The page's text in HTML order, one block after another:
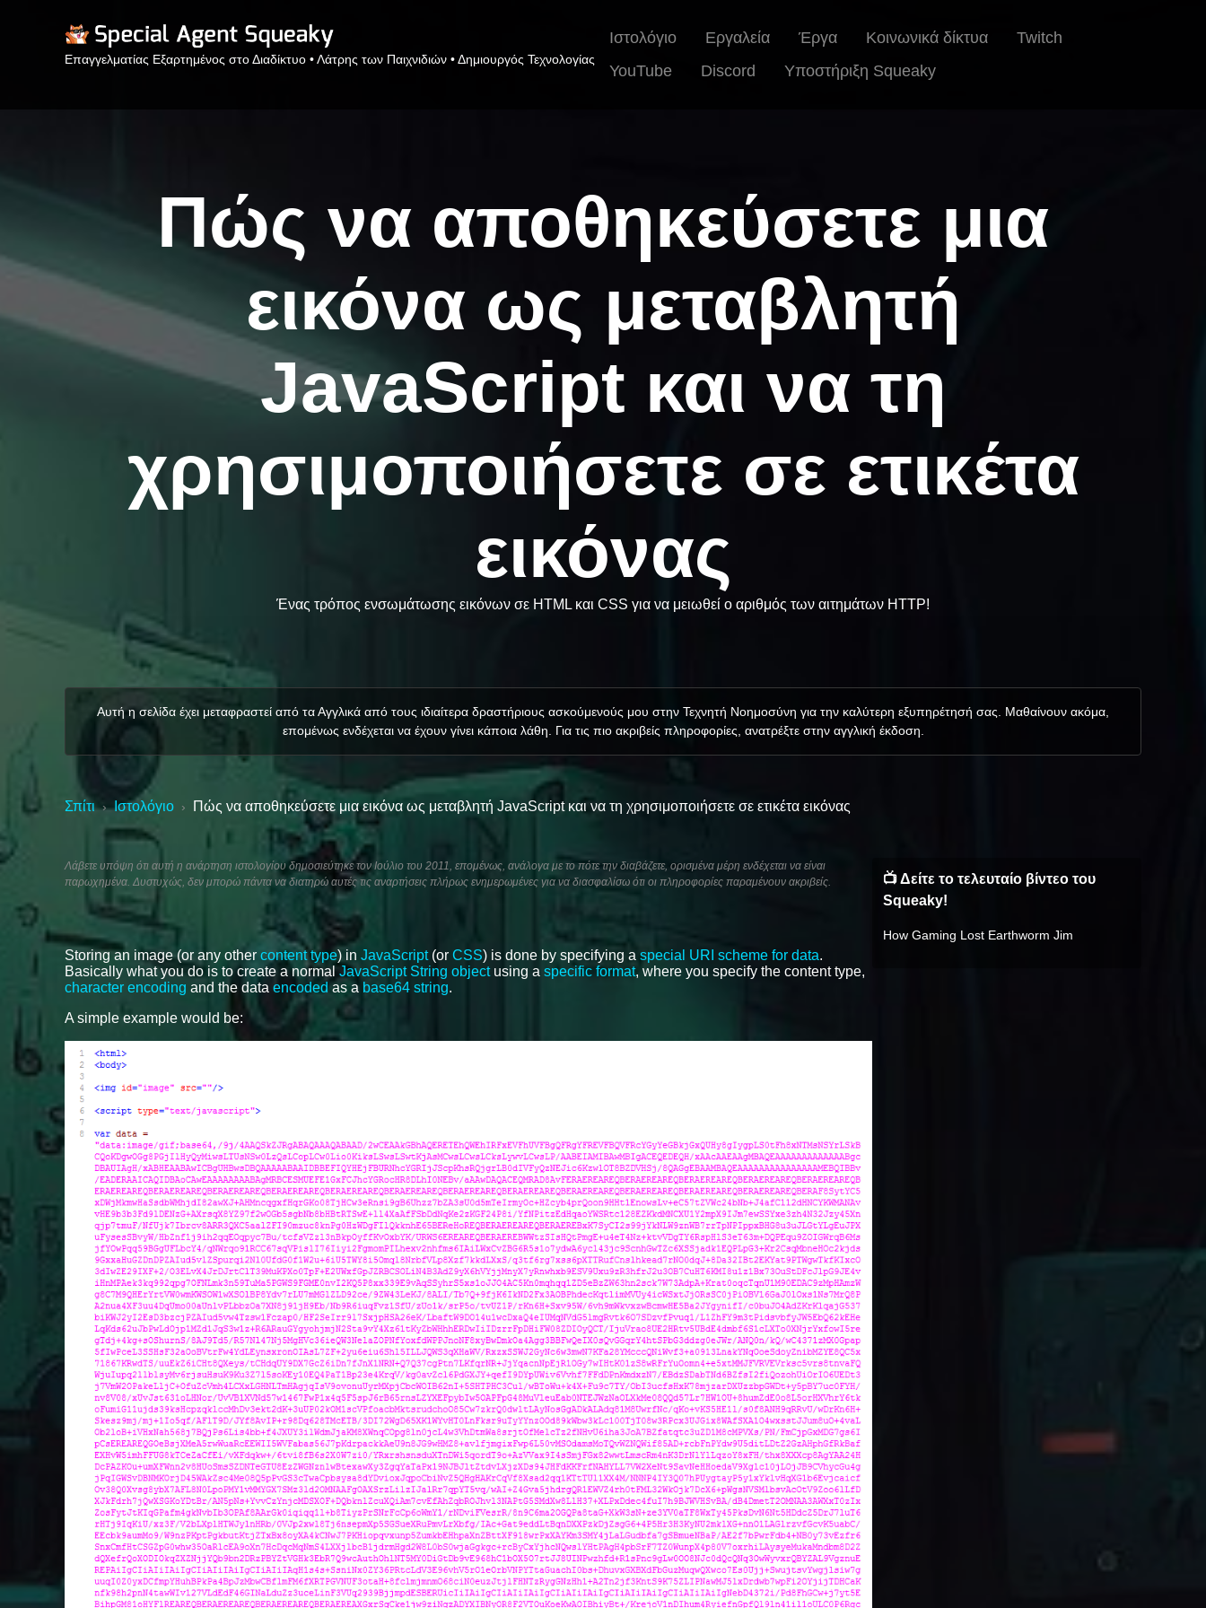
Επαγγελματίας Εξαρτημένος στο Διαδίκτυο • Λάτρης των Παιχνιδιών • Δημιουργός Τεχνολογίας
Ιστολόγιο Εργαλεία Έργα Κοινωνικά δίκτυα
Twitch
YouTube
Discord Υποστήριξη Squeaky
Πώς να αποθηκεύσετε μια
εικόνα ως μεταβλητή
JavaScript και να τη
χρησιμοποιήσετε σε ετικέτα
εικόνας
Ένας τρόπος ενσωμάτωσης εικόνων σε HTML και CSS για να μειωθεί ο αριθμός των αιτημάτων HTTP!
Αυτή η σελίδα έχει μεταφραστεί από τα Αγγλικά από τους ιδιαίτερα δραστήριους ασκούμενούς μου στην Τεχνητή Νοημοσύνη για την καλύτερη εξυπηρέτησή σας. Μαθαίνουν ακόμα,
επομένως ενδέχεται να έχουν γίνει κάποια λάθη. Για τις πιο ακριβείς πληροφορίες, ανατρέξτε στην αγγλική έκδοση.
Σπίτι › Ιστολόγιο › Πώς να αποθηκεύσετε μια εικόνα ως μεταβλητή JavaScript και να τη χρησιμοποιήσετε σε ετικέτα εικόνας
Λάβετε υπόψη ότι αυτή η ανάρτηση ιστολογίου δημοσιεύτηκε τον Ιούλιο του 2011, επομένως, ανάλογα με το πότε την διαβάζετε, ορισμένα μέρη ενδέχεται να είναι
παρωχημένα. Δυστυχώς, δεν μπορώ πάντα να διατηρώ αυτές τις αναρτήσεις πλήρως ενημερωμένες για να διασφαλίσω ότι οι πληροφορίες παραμένουν ακριβείς.
Storing an image (or any other content type) in JavaScript(or CSS) is done by specifying a special URI scheme for data.
Basically what you do is to create a normal JavaScript String objectusing a specific format, where you specify the content type,
character encoding and the data encodedas a base64 string.
A simple example would be:
📺 Δείτε το τελευταίο βίντεο του
Squeaky!
How Gaming Lost Earthworm Jim